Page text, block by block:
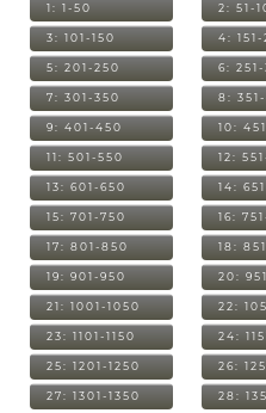
1: 1-50 2: 51-
3: 101-150 4:
5: 201-250 6:
7: 301-350 8:
9: 401-450 10:
11: 501-550 12:
13: 601-650 14:
15: 701-750 16:
17: 801-850 18:
19: 901-950 20:
21: 1001-1050 22:
23: 1101-1150 24:
25: 1201-1250 26:
27: 1301-1350 28: